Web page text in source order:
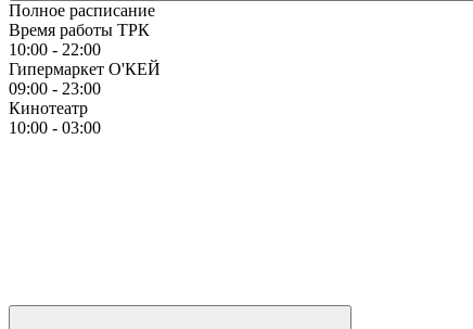
Полное расписание
Время работы ТРК
10:00 - 22:00
Гипермаркет О'КЕЙ
09:00 - 23:00
Кинотеатр
10:00 - 03:00